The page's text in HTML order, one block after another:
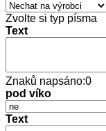
Zvolte si typ písma
Text
Znaků napsáno:0
pod víko
Text